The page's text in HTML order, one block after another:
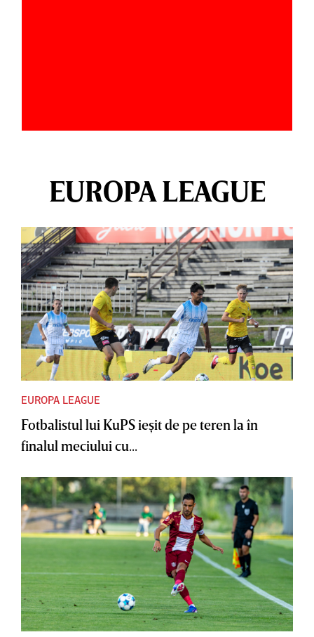
EUROPA LEAGUE
EUROPA LEAGUE
Fotbalistul lui KuPS ieşit de pe teren la în
finalul meciului cu...